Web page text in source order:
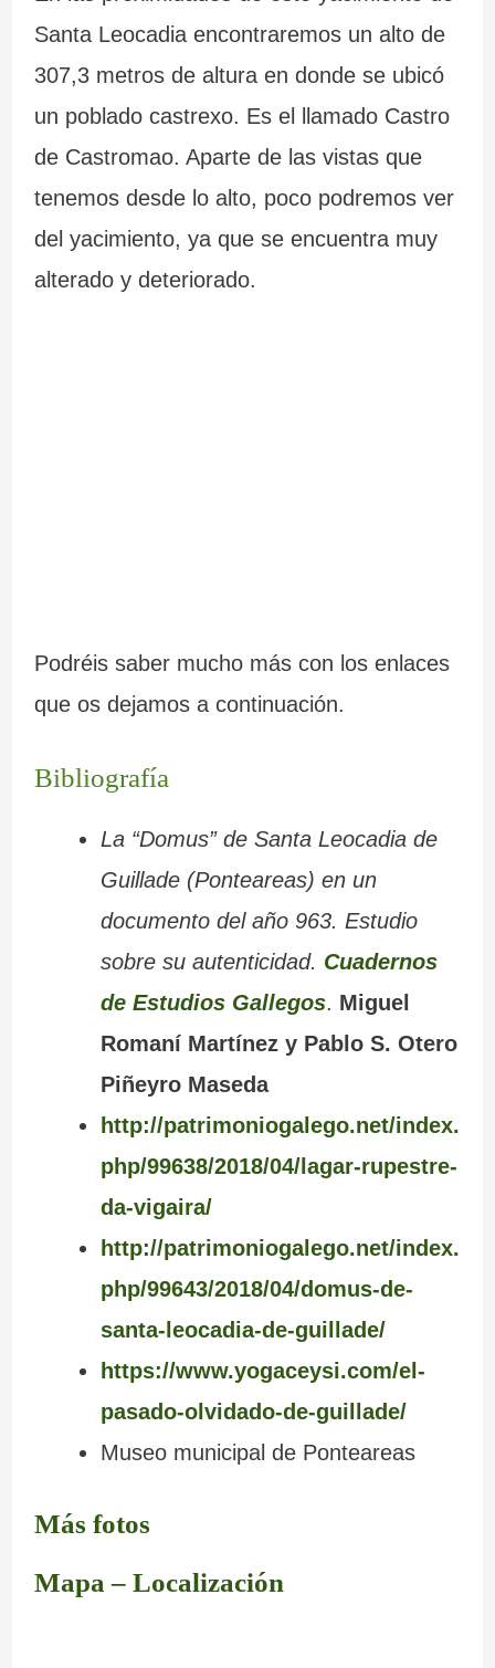
Santa Leocadia encontraremos un alto de
307,3 metros de altura en donde se ubicó
un poblado castrexo. Es el llamado Castro
de Castromao. Aparte de las vistas que
tenemos desde lo alto, poco podremos ver
del yacimiento, ya que se encuentra muy
alterado y deteriorado.
Podréis saber mucho más con los enlaces
que os dejamos a continuación.
Bibliografía
La “Domus” de Santa Leocadia de
Guillade (Ponteareas) en un
documento del año 963. Estudio
sobre su autenticidad. Cuadernos
de Estudios Gallegos. Miguel
Romaní Martínez y Pablo S. Otero
Piñeyro Maseda
http://patrimoniogalego.net/index.
php/99638/2018/04/lagar-rupestre-
da-vigaira/
http://patrimoniogalego.net/index.
php/99643/2018/04/domus-de-
santa-leocadia-de-guillade/
https://www.yogaceysi.com/el-
pasado-olvidado-de-guillade/
Museo municipal de Ponteareas
Más fotos
Mapa – Localización